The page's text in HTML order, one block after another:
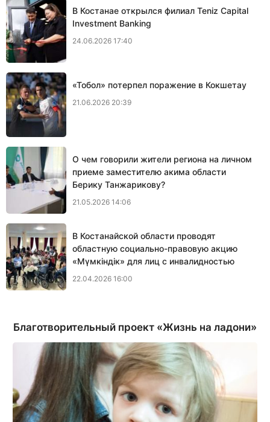
В Костанае открылся филиал Teniz Capital
Investment Banking
24.06.2026 17:40
«Тобол» потерпел поражение в Кокшетау
21.06.2026 20:39
О чем говорили жители региона на личном
приеме заместителю акима области
Берику Танжарикову?
21.05.2026 14:06
В Костанайской области проводят
областную социально-правовую акцию
«Мүмкіндік» для лиц с инвалидностью
22.04.2026 16:00
Благотворительный проект «Жизнь на ладони»